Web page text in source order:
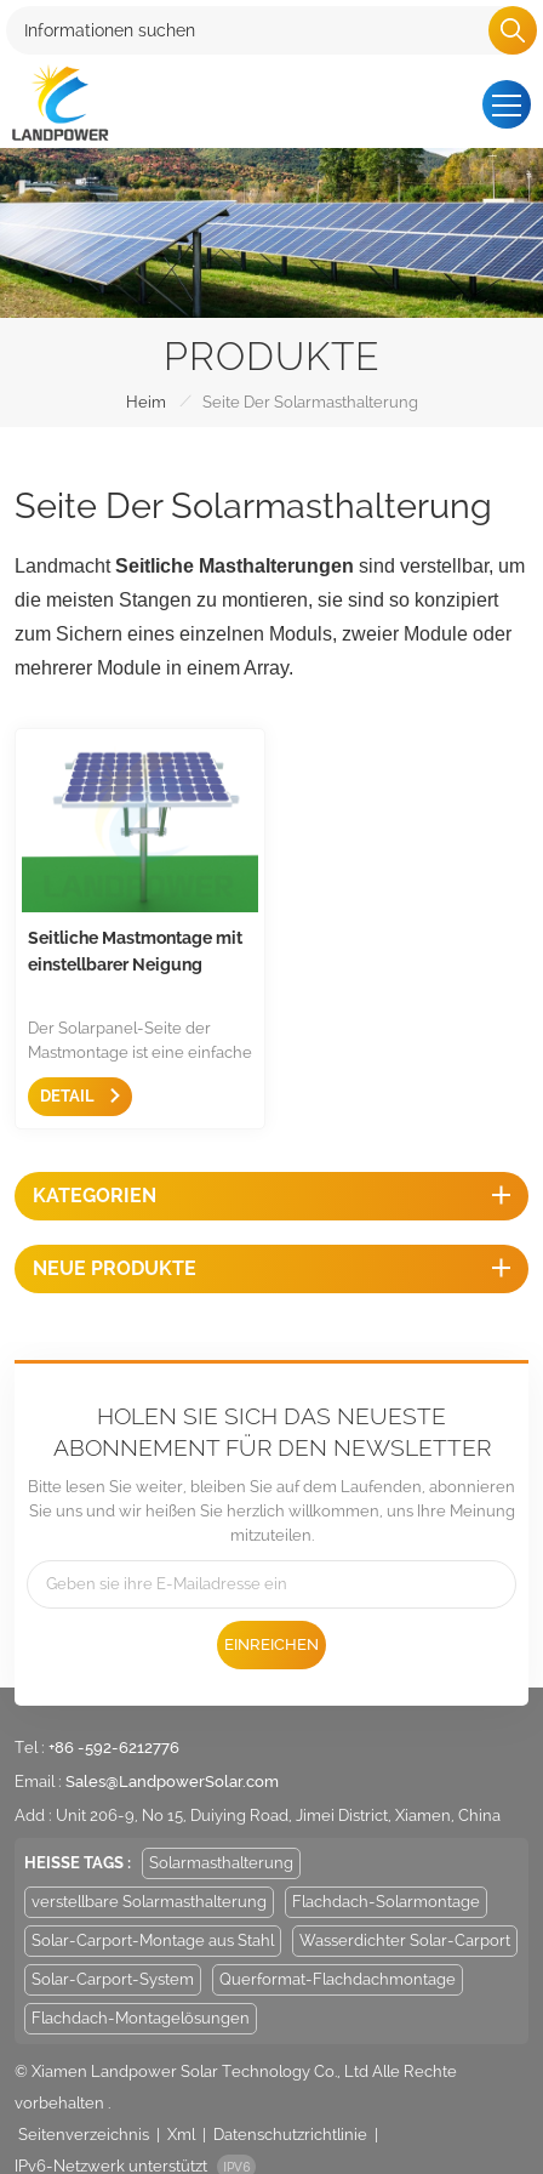
PRODUKTE
Heim / Seite Der Solarmasthalterung
Seite Der Solarmasthalterung
LandmachtSeitliche Masthalterungen sind verstellbar, um
die meisten Stangen zu montieren, sie sind so konzipiert
zum Sichern eines einzelnen Moduls, zweier Module oder
mehrerer Module in einem Array.
Seitliche Mastmontage mit
einstellbarer Neigung
Der Solarpanel-Seite der
Mastmontage ist eine einfache
und schnelle Lösung zur
Montage des Solarpanels an
Winkelverstellung, flexibel für
die Verwendung sowohl im
Quer- als auch im Hochformat.
DETAIL
KATEGORIEN
NEUE PRODUKTE
HOLEN SIE SICH DAS NEUESTE
ABONNEMENT FÜR DEN NEWSLETTER
Bitte lesen Sie weiter, bleiben Sie auf dem Laufenden, abonnieren
Sie uns und wir heißen Sie herzlich willkommen, uns Ihre Meinung
mitzuteilen.
EINREICHEN
Tel : +86 -592-6212776
Email : Sales@LandpowerSolar.com
Add : Unit 206-9, No 15, Duiying Road, Jimei District, Xiamen, China
HEISSE TAGS : Solarmasthalterung
verstellbare Solarmasthalterung Flachdach-Solarmontage
Solar-Carport-Montage aus Stahl Wasserdichter Solar-Carport
Solar-Carport-System Querformat-Flachdachmontage
Flachdach-Montagelösungen
© Xiamen Landpower Solar Technology Co., Ltd Alle Rechte
vorbehalten .
Seitenverzeichnis
Xml Datenschutzrichtlinie
IPv6-Netzwerk unterstützt